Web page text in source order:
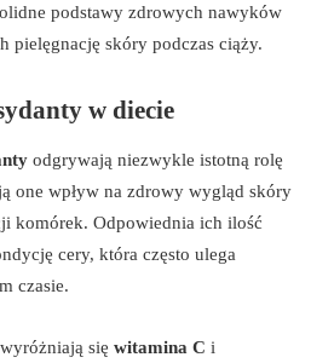
podstawy zdrowych nawyków
pielęgnację skóry podczas ciąży.
w diecie
odgrywają niezwykle istotną rolę
one wpływ na zdrowy wygląd skóry
komórek. Odpowiednia ich ilość
cery, która często ulega
czasie.
się witamina C i